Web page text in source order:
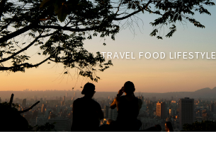
TRAVEL FOOD LIFESTYLE